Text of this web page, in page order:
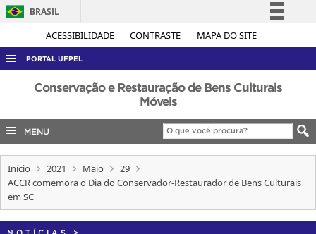
ACESSIBILIDADE CONTRASTE MAPA DO SITE
BRASIL
Simplifique!
Legislação
Canais
PORTAL UFPEL
ACESSO À INFORMAÇÃO
COBALTO
CONCURSOS
EDITAIS
INTERNACIONAL
Conservação e Restauração de Bens Culturais
Móveis
MENU
Início 2021 Maio
29
ACCR comemora o Dia do Conservador-Restaurador de Bens Culturais
em SC